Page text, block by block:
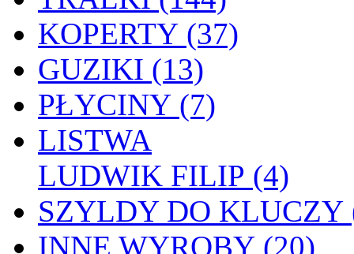
KOPERTY (37)
GUZIKI (13)
PŁYCINY (7)
LISTWA
LUDWIK FILIP (4)
SZYLDY DO KLUCZY
INNE WYROBY (20)